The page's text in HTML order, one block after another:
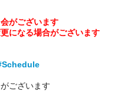
がございます
になる場合がございます
ございます